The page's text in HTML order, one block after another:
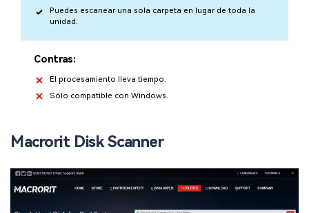
Puedes escanear una sola carpeta en lugar de toda la
unidad.
Contras:
El procesamiento lleva tiempo.
Sólo compatible con Windows.
Macrorit Disk Scanner